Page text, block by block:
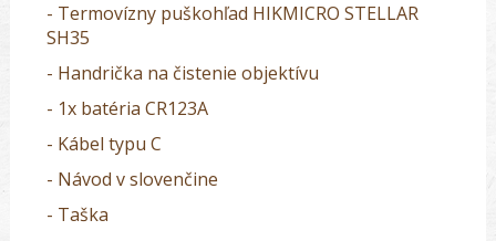
- Termovízny puškohľad HIKMICRO STELLAR
SH35
- Handrička na čistenie objektívu
- 1x batéria CR123A
- Kábel typu C
- Návod v slovenčine
- Taška